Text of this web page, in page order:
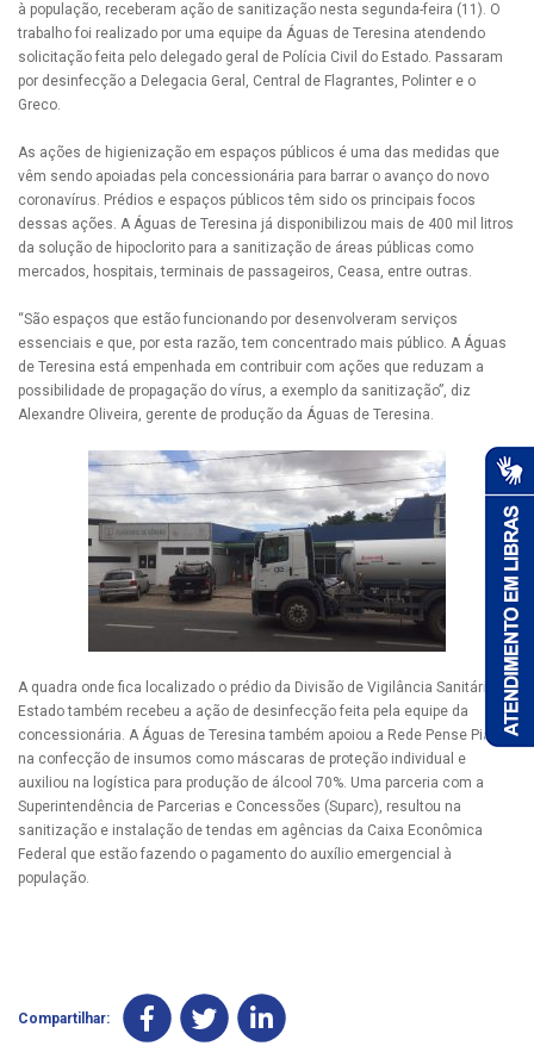
à população, receberam ação de sanitização nesta segunda-feira (11). O
trabalho foi realizado por uma equipe da Águas de Teresina atendendo
solicitação feita pelo delegado geral de Polícia Civil do Estado. Passaram
por desinfecção a Delegacia Geral, Central de Flagrantes, Polinter e o
Greco.
As ações de higienização em espaços públicos é uma das medidas que
vêm sendo apoiadas pela concessionária para barrar o avanço do novo
coronavírus. Prédios e espaços públicos têm sido os principais focos
dessas ações. A Águas de Teresina já disponibilizou mais de 400 mil litros
da solução de hipoclorito para a sanitização de áreas públicas como
mercados, hospitais, terminais de passageiros, Ceasa, entre outras.
“São espaços que estão funcionando por desenvolveram serviços
essenciais e que, por esta razão, tem concentrado mais público. A Águas
de Teresina está empenhada em contribuir com ações que reduzam a
possibilidade de propagação do vírus, a exemplo da sanitização”, diz
Alexandre Oliveira, gerente de produção da Águas de Teresina.
A quadra onde fica localizado o prédio da Divisão de Vigilância Sanitária do
Estado também recebeu a ação de desinfecção feita pela equipe da
concessionária. A Águas de Teresina também apoiou a Rede Pense Piauí
na confecção de insumos como máscaras de proteção individual e
auxiliou na logística para produção de álcool 70%. Uma parceria com a
Superintendência de Parcerias e Concessões (Suparc), resultou na
sanitização e instalação de tendas em agências da Caixa Econômica
Federal que estão fazendo o pagamento do auxílio emergencial à
população.
Compartilhar: